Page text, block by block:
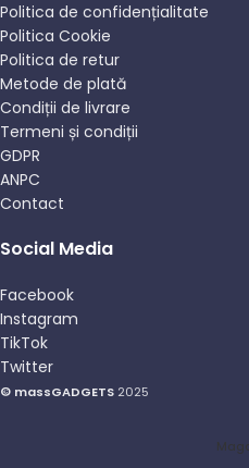
Politica de confidențialitate
Politica Cookie
Politica de retur
Metode de plată
Condiții de livrare
Termeni și condiții
GDPR
ANPC
Contact
Social Media
Facebook
Instagram
TikTok
Twitter
© massGADGETS 2025